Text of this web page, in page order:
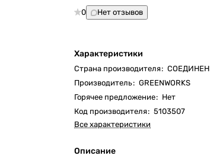
0 Нет отзывов
Характеристики
Страна производителя:
Производитель: GREENWORKS
Горячее предложение: Нет
Код производителя: 5103507
Все характеристики
Описание